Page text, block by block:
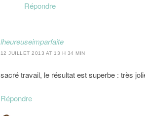
Répondre
lheureuseimparfaite
12 JUILLET 2013 AT 13 H 34 MIN
sacré travail, le résultat est superbe : très
Répondre